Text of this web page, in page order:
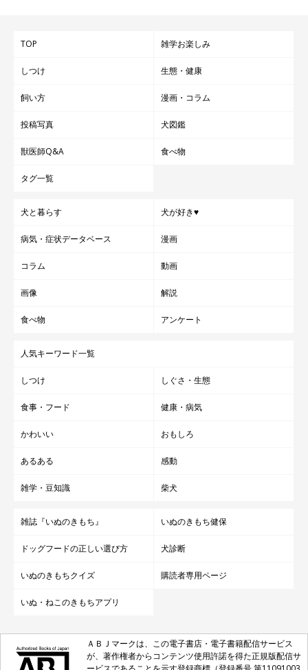
TOP 雑学お楽しみ
しつけ 生態・健康
飼い方 漫画・コラム
投稿写真 犬図鑑
獣医師Q&A 食べ物
タグ一覧
犬と暮らす 犬が好き♥
病気・症状データベース 漫画
コラム 動画
画像 解説
食べ物 アンケート
人気キーワード一覧
しつけ しぐさ・生態
食事・フード 健康・病気
かわいい おもしろ
あるある 感動
雑学・豆知識 柴犬
雑誌『いぬのきもち』 いぬのきもち健保
ドッグフードの正しい選び方 犬診断
いぬのきもちクイズ 購読者専用ページ
いぬ・ねこのきもちアプリ
ＡＢＪマークは、この電子書店・電子書籍配信サービス
が、著作権者からコンテンツ使用許諾を得た正規版配信サ